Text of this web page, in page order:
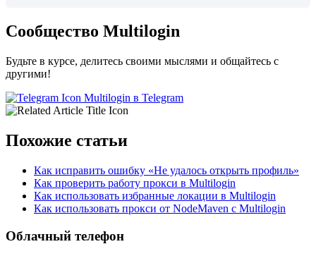
Сообщество Multilogin
Будьте в курсе, делитесь своими мыслями и общайтесь с
другими!
Multilogin в Telegram
Похожие статьи
Как исправить ошибку «Не удалось открыть профиль»
Как проверить работу прокси в Multilogin
Как использовать избранные локации в Multilogin
Как использовать прокси от NodeMaven с Multilogin
Облачный телефон